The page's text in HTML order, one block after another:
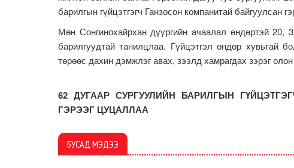
барилгын гүйцэтгэгч Ганзосон компанитай байгуулсан
Мөн Сонгинохайрхан дүүргийн ачаалал өндөртэй 20,
барилгуудтай танилцлаа. Гүйцэтгэл өндөр хувьтай
төрөөс дахин дэмжлэг авах, зээлд хамрагдах зэрэг
62 ДУГААР СУРГУУЛИЙН БАРИЛГЫН
ГЭРЭЭГ ЦУЦАЛЛАА
БУСАД МЭДЭЭ